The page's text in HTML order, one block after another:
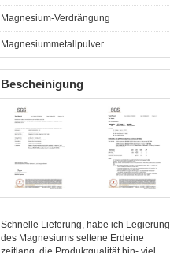
Magnesium-Verdrängung
Magnesiummetallpulver
Bescheinigung
Schnelle Lieferung, habe ich Legierung
des Magnesiums seltene Erdeine